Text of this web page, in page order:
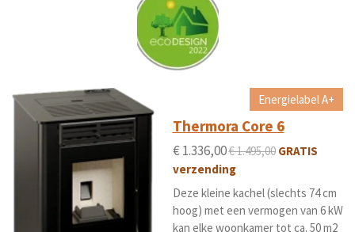
Energielabel A+
Thermora Core 6
€ 1.336,00€ 1.495,00 GRATIS
verzending
Deze kleine kachel (slechts 74 cm
hoog) met een vermogen van 6 kW
kan elke woonkamer tot ca. 50 m2